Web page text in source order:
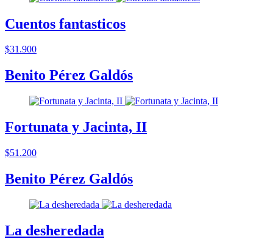
Cuentos fantasticos
$31.900
Benito Pérez Galdós
Fortunata y Jacinta, II
$51.200
Benito Pérez Galdós
La desheredada